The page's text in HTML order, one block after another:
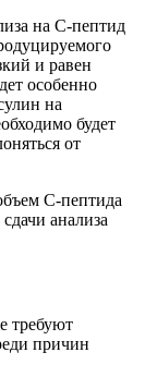
на С-пептид
и равен
особенно
на
будет
от
С-пептида
анализа
требуют
причин